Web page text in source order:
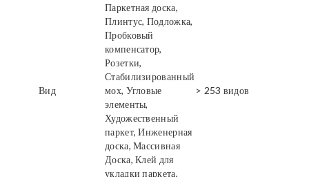
Вид
Паркетная доска,
Плинтус, Подложка,
Пробковый
компенсатор,
Розетки,
Стабилизированный
мох, Угловые
элементы,
Художественный
паркет, Инженерная
доска, Массивная
Доска, Клей для
укладки паркета,
> 253 видов